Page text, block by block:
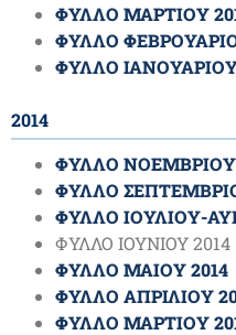
ΦΥΛΛΟ ΜΑΡΤΙΟΥ
ΦΥΛΛΟ
ΦΥΛΛΟ ΙΑΝΟΥΑΡΙΟΥ
2014
ΦΥΛΛΟ ΝΟΕΜΒΡΙΟΥ
ΦΥΛΛΟ
ΦΥΛΛΟ ΙΟΥΛΙΟΥ-
ΦΥΛΛΟ ΙΟΥΝΙΟΥ 2014
ΦΥΛΛΟ ΜΑΙΟΥ 2014
ΦΥΛΛΟ ΑΠΡΙΛΙΟΥ
ΦΥΛΛΟ ΜΑΡΤΙΟΥ